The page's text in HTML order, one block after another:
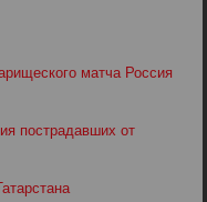
матча Россия
пострадавших от